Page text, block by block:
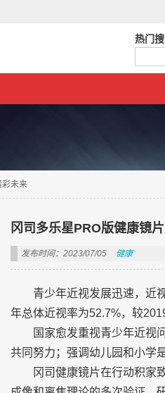
热门搜
彩未来
冈司多乐星PRO版健康镜
发布时间：2023/07/05 健康
青少年近视发展迅速，近
年总体近视率为52.7%，较
国家愈发重视青少年近视
共同努力；强调幼儿园和小学
冈司健康镜片在行动积家